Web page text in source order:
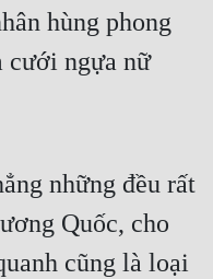
hùng phong
cưới ngựa nữ
những đều rất
Quốc, cho
cũng là loại